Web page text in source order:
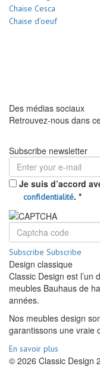
Chaise Cesca
Chaise d’oeuf
Des médias sociaux
Retrouvez-nous dans
Subscribe newsletter
Je suis d’accord
confidentialité. *
Subscribe Subscribe
Design classique
Classic Design est l’un
meubles Bauhaus de
années.
Nos meubles design
garantissons une vraie
En savoir plus
© 2026 Classic Design